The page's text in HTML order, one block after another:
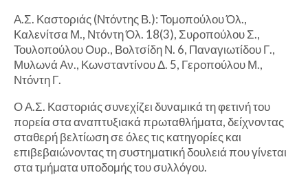
Α.Σ. Καστοριάς (Ντόντης Β.): Τομοπούλου Όλ.,
Καλενίτσα Μ., Ντόντη Όλ. 18(3), Συροπούλου Σ.,
Τουλοπούλου Ουρ., Βολτσίδη Ν. 6, Παναγιωτίδου Γ.,
Μυλωνά Αν., Κωνσταντίνου Δ. 5, Γεροπούλου Μ.,
Ντόντη Γ.
Ο Α.Σ. Καστοριάς συνεχίζει δυναμικά τη φετινή του
πορεία στα αναπτυξιακά πρωταθλήματα, δείχνοντας
σταθερή βελτίωση σε όλες τις κατηγορίες και
επιβεβαιώνοντας τη συστηματική δουλειά που γίνεται
στα τμήματα υποδομής του συλλόγου.